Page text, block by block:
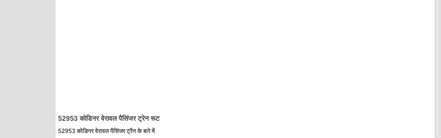
52953 कोडिनर वेरावल पैसिंजर ट्रेन रूट
52953 कोडिनर वेरावल पैसिंजर ट्रैन के बारे में